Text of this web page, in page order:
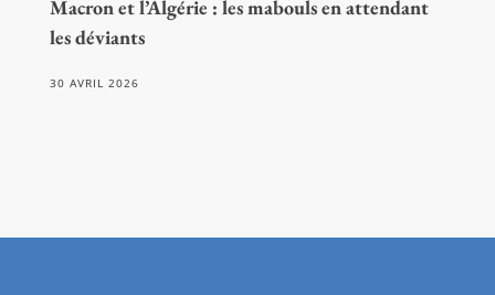
Macron et l’Algérie : les mabouls en attendant
les déviants
30 AVRIL 2026